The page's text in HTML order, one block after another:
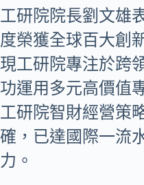
工研院院長劉文雄
度榮獲全球百大創
現工研院專注於跨
功運用多元高價值
工研院智財經營策
確，已達國際一流
力。